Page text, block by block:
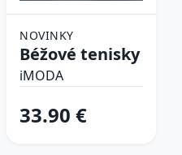
NOVINKY
Béžové tenisky
iMODA
33.90 €